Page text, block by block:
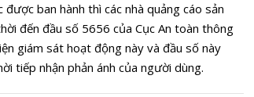
được ban hành thì các nhà quảng cáo sản
đến đầu số 5656 của Cục An toàn thông
giám sát hoạt động này và đầu số này
tiếp nhận phản ánh của người dùng.